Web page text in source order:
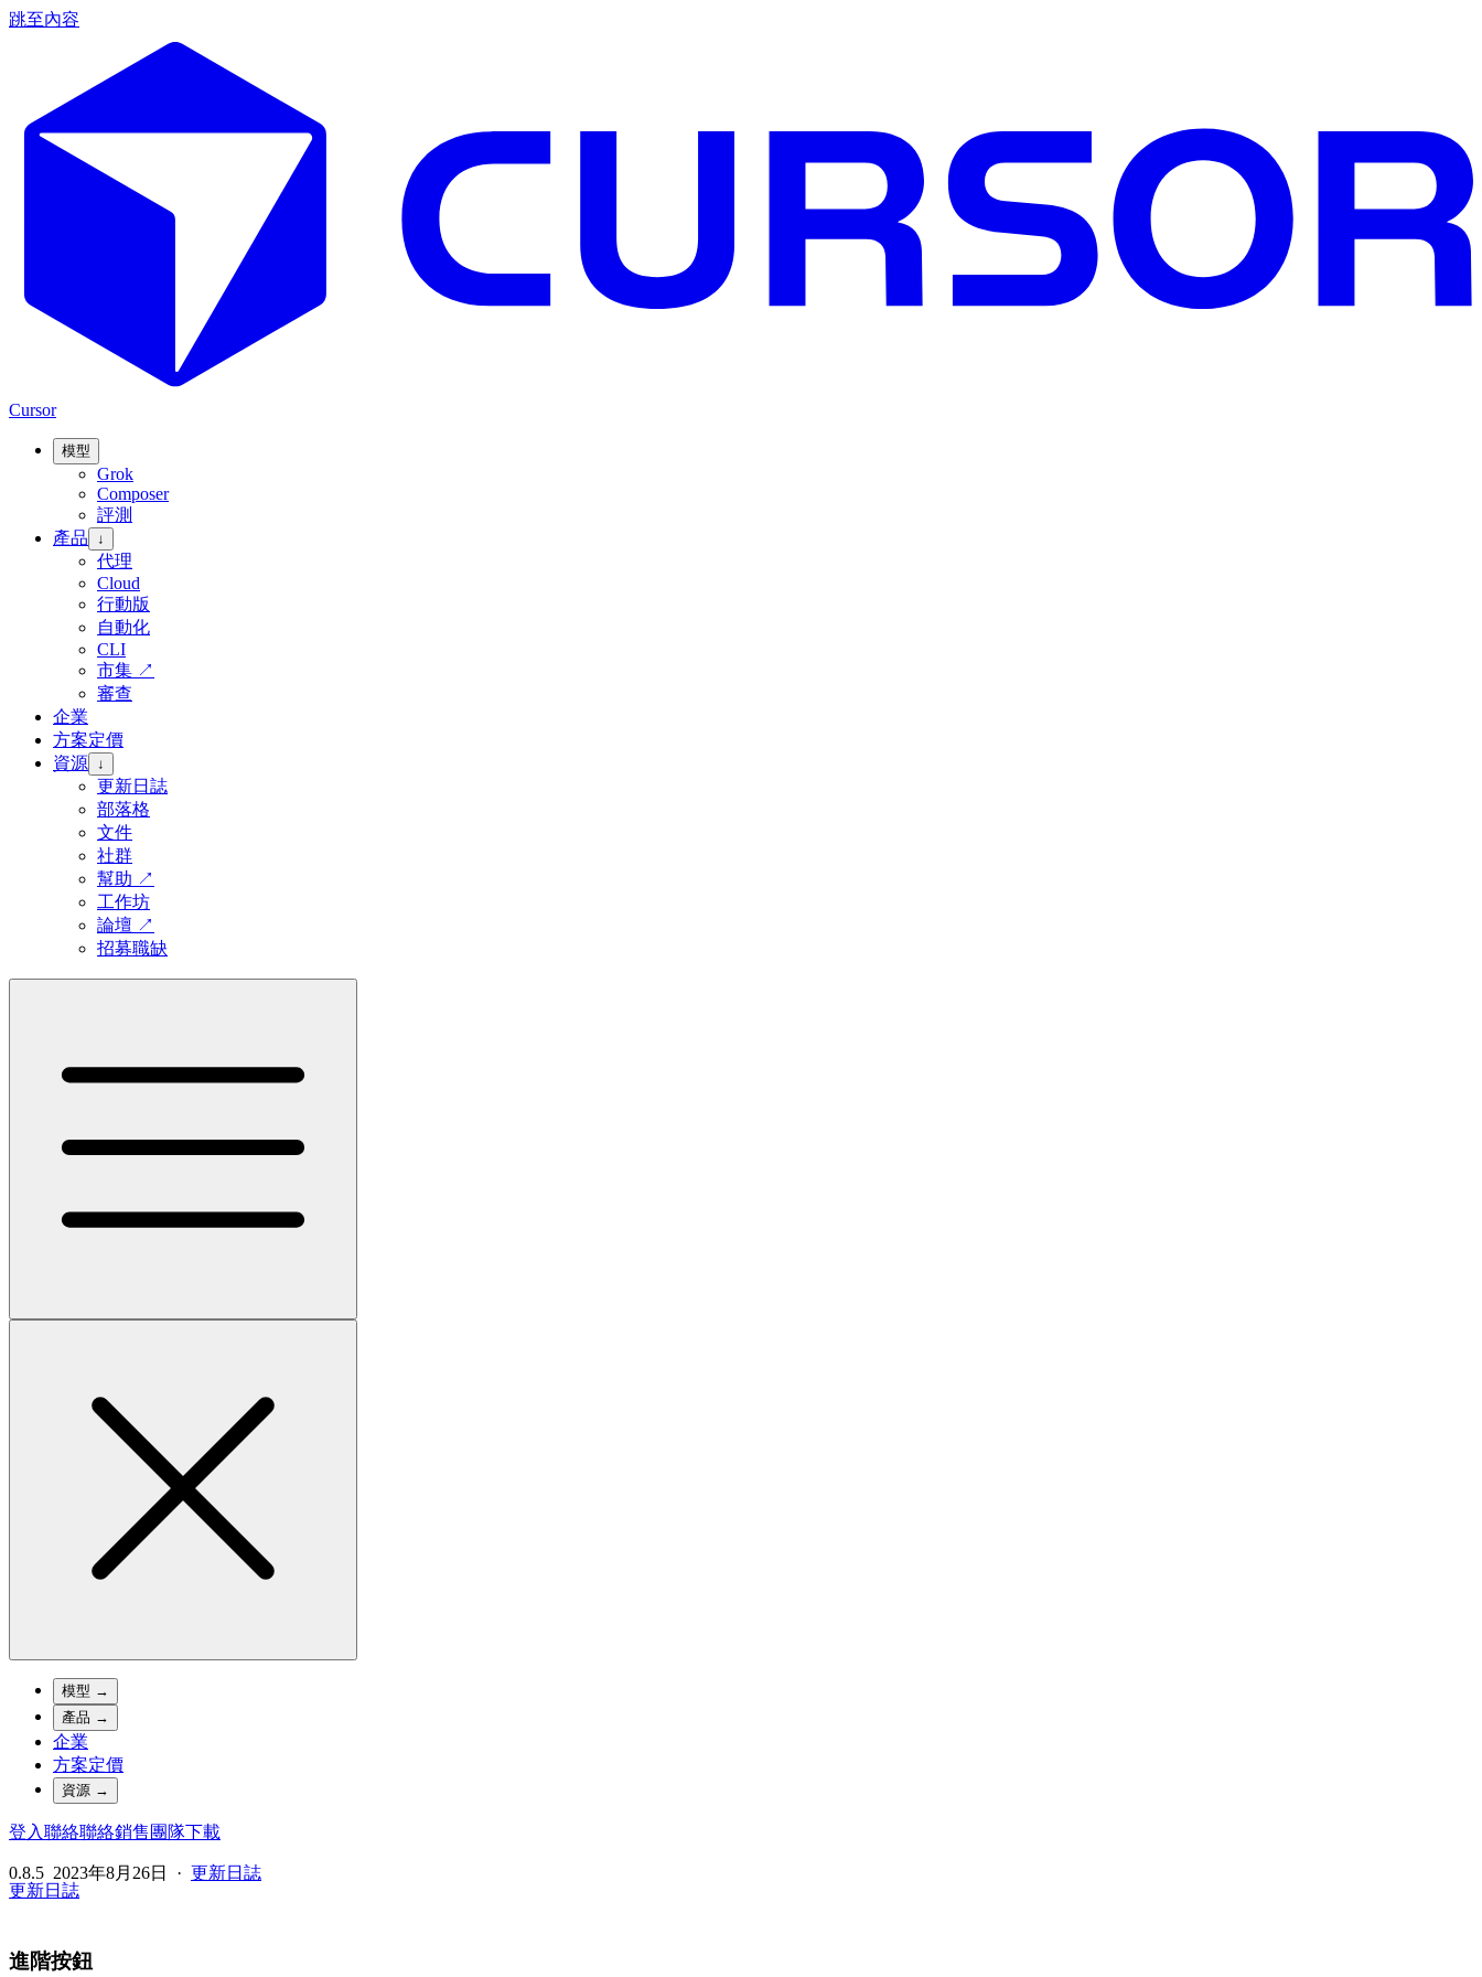
跳至內容
Cursor
模型
Grok
Composer
評測
產品
↓
代理
Cloud
行動版
自動化
CLI
市集 ↗
審查
企業
方案定價
資源 ↓
更新日誌
部落格
文件
社群
幫助 ↗
工作坊
論壇 ↗
招募職缺
模型 →
產品 →
企業
方案定價
資源 →
登入聯絡聯絡銷售團隊下載
0.8.5 2023年8月26日 · 更新日誌
更新日誌
進階按鈕